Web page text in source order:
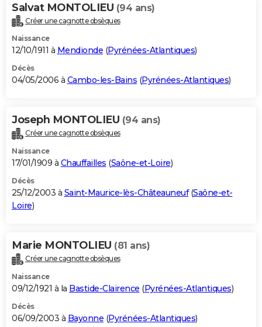
Salvat MONTOLIEU (94 ans)
Créer une cagnotte obsèques
Naissance
12/10/1911 à Mendionde (Pyrénées-Atlantiques)
Décès
04/05/2006 à Cambo-les-Bains (Pyrénées-Atlantiques)
Joseph MONTOLIEU (94 ans)
Créer une cagnotte obsèques
Naissance
17/01/1909 à Chauffailles (Saône-et-Loire)
Décès
25/12/2003 à Saint-Maurice-lès-Châteauneuf(Saône-et-
Loire)
Marie MONTOLIEU (81 ans)
Créer une cagnotte obsèques
Naissance
09/12/1921 à la Bastide-Clairence (Pyrénées-Atlantiques)
Décès
06/09/2003 à Bayonne (Pyrénées-Atlantiques)